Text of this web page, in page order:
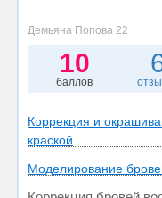
Демьяна Попова 22
10
баллов
Коррекция и
краской
Моделирование